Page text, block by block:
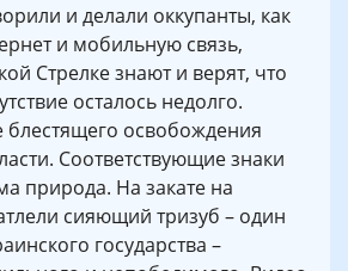
и делали оккупанты, как
и мобильную связь,
Стрелке знают и верят, что
осталось недолго.
освобождения
Соответствующие знаки
природа. На закате на
сияющий тризуб – один
государства –